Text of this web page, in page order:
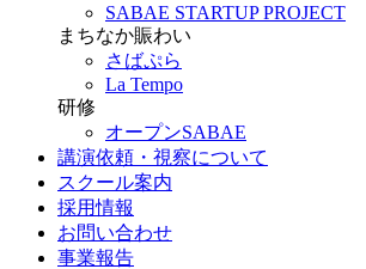
SABAE STARTUP PROJECT
まちなか賑わい
さばぷら
La Tempo
研修
オープンSABAE
講演依頼・視察について
スクール案内
採用情報
お問い合わせ
事業報告